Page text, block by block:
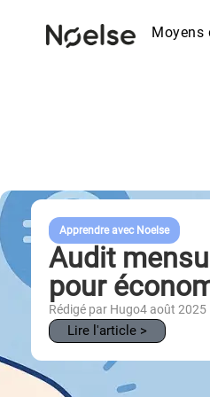
Moyens
Apprendre avec Noelse
Audit
pour
Rédigé par Hugo4 août 2025
Lire l'article >